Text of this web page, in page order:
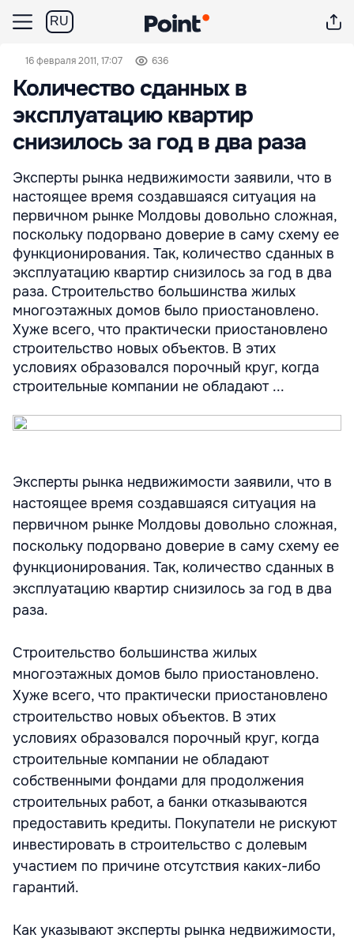
RU
16 февраля 2011, 17:07 636
Количество сданных в
эксплуатацию квартир
снизилось за год в два раза
Эксперты рынка недвижимости заявили, что в
настоящее время создавшаяся ситуация на
первичном рынке Молдовы довольно сложная,
поскольку подорвано доверие в саму схему ее
функционирования. Так, количество сданных в
эксплуатацию квартир снизилось за год в два
раза. Строительство большинства жилых
многоэтажных домов было приостановлено.
Хуже всего, что практически приостановлено
строительство новых объектов. В этих
условиях образовался порочный круг, когда
строительные компании не обладают ...
Эксперты рынка недвижимости заявили, что в
настоящее время создавшаяся ситуация на
первичном рынке Молдовы довольно сложная,
поскольку подорвано доверие в саму схему ее
функционирования. Так, количество сданных в
эксплуатацию квартир снизилось за год в два
раза.
Строительство большинства жилых
многоэтажных домов было приостановлено.
Хуже всего, что практически приостановлено
строительство новых объектов. В этих
условиях образовался порочный круг, когда
строительные компании не обладают
собственными фондами для продолжения
строительных работ, а банки отказываются
предоставить кредиты. Покупатели не рискуют
инвестировать в строительство с долевым
участием по причине отсутствия каких-либо
гарантий.
Как указывают эксперты рынка недвижимости,